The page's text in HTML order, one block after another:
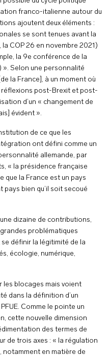
franco-italienne autour du
ajoutent deux éléments :
se sont tenues avant la
COP 26 en novembre 2021)
la 9e conférence de la
». Selon une personnalité
la France], à un moment où
réflexions post-Brexit et post-
d’un « changement de
évident ».
de ce que les
ont défini comme un
allemande, par
« la présidence française
que la France est un pays
pays bien qu’il soit secoué
dizaine de contributions,
problématiques
définir la légitimité de la
écologie, numérique,
les blocages mais voient
dans la définition d’un
Comme le pointe un
cette nouvelle dimension
des termes de
de trois axes : « la régulation
notamment en matière de